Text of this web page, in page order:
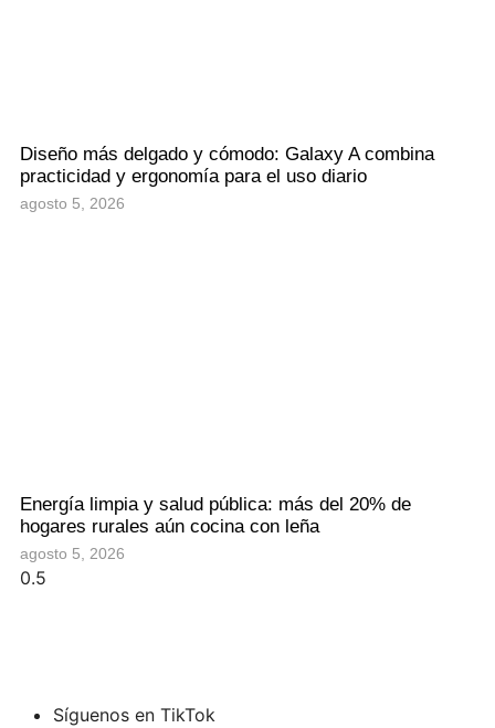
Diseño más delgado y cómodo: Galaxy A combina
practicidad y ergonomía para el uso diario
agosto 5, 2026
Energía limpia y salud pública: más del 20% de
hogares rurales aún cocina con leña
agosto 5, 2026
Síguenos en TikTok